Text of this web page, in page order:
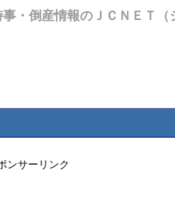
・倒産情報のＪＣＮＥＴ（
ンサーリンク